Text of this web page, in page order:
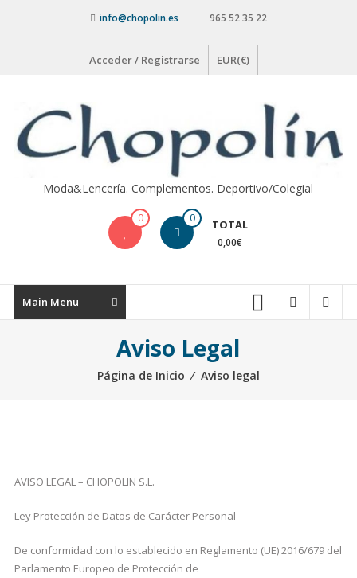
info@chopolin.es 965 52 35 22
Acceder / Registrarse EUR(€)
Moda&Lencería. Complementos. Deportivo/Colegial
0 0 TOTAL
0,00€
Main Menu
Aviso Legal
Página de Inicio ⁄ Aviso legal
AVISO LEGAL – CHOPOLIN S.L.
Ley Protección de Datos de Carácter Personal
De conformidad con lo establecido en Reglamento (UE) 2016/679 del
Parlamento Europeo de Protección de